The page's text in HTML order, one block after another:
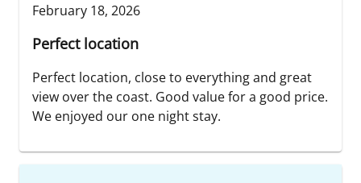
February 18, 2026
Perfect location
Perfect location, close to everything and great
view over the coast. Good value for a good price.
We enjoyed our one night stay.